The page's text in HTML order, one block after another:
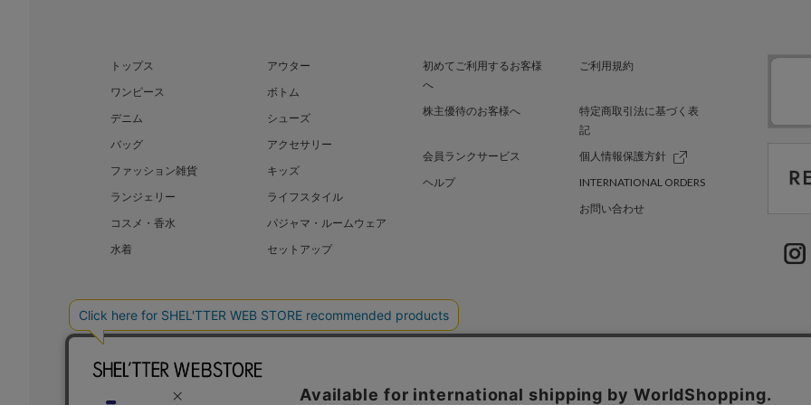
トップス
アウター
ワンピース
ボトム
デニム
シューズ
バッグ
アクセサリー
ファッション雑貨
キッズ
ランジェリー
ライフスタイル
コスメ・香水
パジャマ・ルームウェア
水着
セットアップ
初めてご利用するお客様
へ
ご利用規約
株主優待のお客様へ
特定商取引法に基づく表
記
会員ランクサービス
個人情報保護方針
ヘルプ
INTERNATIONAL ORDERS
お問い合わせ
BAROQUE JAPAN LIMITED The SHEL'TTER TOKYO SHEL’TTER GREEN